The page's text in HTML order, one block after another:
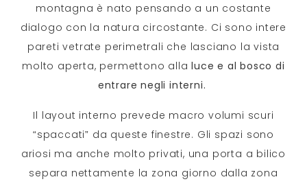
montagna è nato pensando a un costante
dialogo con la natura circostante. Ci sono intere
pareti vetrate perimetrali che lasciano la vista
molto aperta, permettono allaluce e al bosco di
entrare negli interni.
Il layout interno prevede macro volumi scuri
“spaccati” da queste finestre. Gli spazi sono
ariosi ma anche molto privati, una porta a bilico
separa nettamente la zona giorno dalla zona